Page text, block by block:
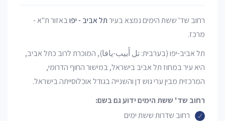
רחוב שד' ששת הימים נמצא בעירתל אביב - יפובאזור ת"א -
מרכז.
תל אביב-יפו (בערבית: تل أَبيب-يافا), המוכרת לרוב כתל אביב,
היא עיר במחוז תל אביב בישראל, במישור החוף הדרומי,
המרכזית מבין ערי גוש דן והשנייה בגודל אוכלוסייתה בישראל.
רחוב שד' ששת הימים ידוע גם בשם:
רחוב שדרות ששת ימים